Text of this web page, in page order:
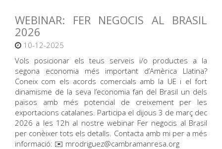
WEBINAR: FER NEGOCIS AL BRASIL
2026
10-12-2025
Vols posicionar els teus serveis i/o productes a la
segona economia més important d’Amèrica Llatina?
Coneix com els acords comercials amb la UE i el fort
dinamisme de la seva l’economia fan del Brasil un dels
països amb més potencial de creixement per les
exportacions catalanes. Participa el dijous 3 de març dec
2026 a les 12h al nostre webinar Fer negocis al Brasil
per conèixer tots els detalls. Contacta amb mi per a més
informació: ✉️ mrodriguez@cambramanresa.org